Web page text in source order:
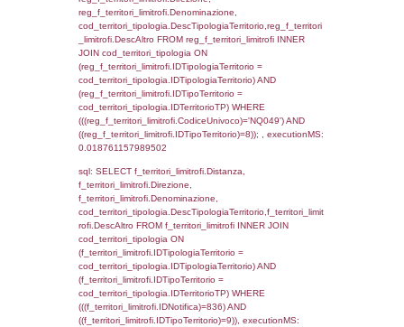
f_territori_limitrofi.DescAltro,
f_territori_limitrofi INNER JOIN
(f_territori_limitrofi.IDTipologiaTerritorio =
cod_territori_tipologia.IDTipologiaTerritorio)
(f_territori_limitrofi.IDTipoTerritorio =
cod_territori_tipologia.IDTerritorioTP)
(((f_territori_limitrofi.IDNotifica)=836) AND
((f_territori_limitrofi.IDTipoTerritorio)=2)),
0.068418025970459
sql: SELECT f_territori_limitrofi.Distanza,
f_territori_limitrofi.Direzione,
f_territori_limitrofi.Denominazione,
f_territori_limitrofi.DescAltro FROM